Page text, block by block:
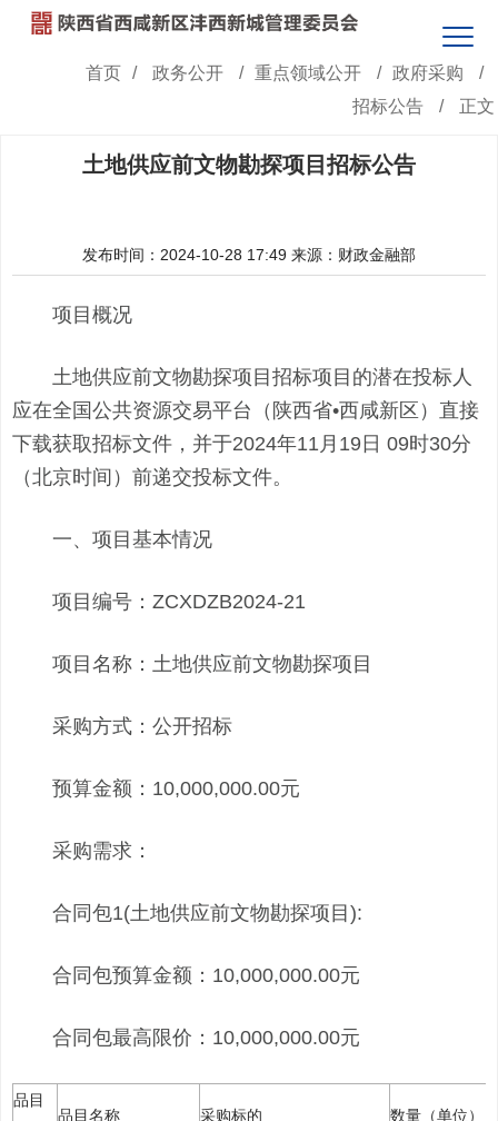
首页 / 政务公开 / 重点领域公开 / 政府采购
/
招标公告
/ 正文
土地供应前文物勘探项目招标公告
发布时间：2024-10-28 17:49 来源：财政金融部
项目概况
土地供应前文物勘探项目招标项目的潜在投标人
应在全国公共资源交易平台（陕西省•西咸新区）直接
下载获取招标文件，并于2024年11月19日 09时30分
（北京时间）前递交投标文件。
一、项目基本情况
项目编号：ZCXDZB2024-21
项目名称：土地供应前文物勘探项目
采购方式：公开招标
预算金额：10,000,000.00元
采购需求：
合同包1(土地供应前文物勘探项目):
合同包预算金额：10,000,000.00元
合同包最高限价：10,000,000.00元
品目
品目名称 采购标的 数量（单位）